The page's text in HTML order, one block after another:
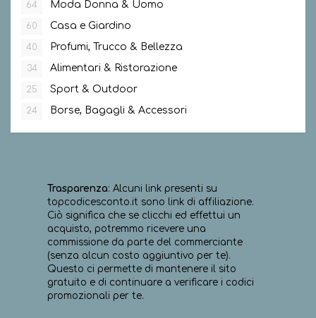
64 Moda Donna & Uomo
60 Casa e Giardino
40 Profumi, Trucco & Bellezza
34 Alimentari & Ristorazione
25 Sport & Outdoor
24 Borse, Bagagli & Accessori
Trasparenza: Alcuni link presenti su
topcodicesconto.it sono link di affiliazione.
Ciò significa che se clicchi ed effettui un
acquisto, potremmo ricevere una
commissione da parte del commerciante
(senza alcun costo aggiuntivo per te).
Questo ci permette di mantenere il sito
gratuito e di continuare a verificare i codici
promozionali per te.